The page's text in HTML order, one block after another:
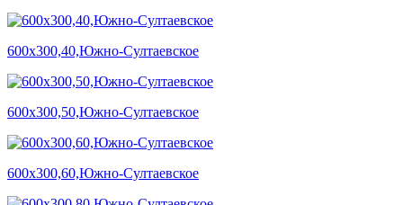
600х300,40,Южно-Султаевское
600х300,50,Южно-Султаевское
600х300,60,Южно-Султаевское